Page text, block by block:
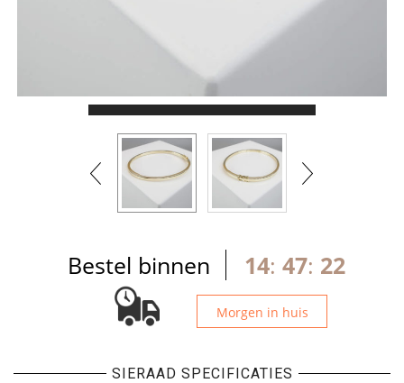
Bestel binnen 14: 47: 21
Morgen in huis
SIERAAD SPECIFICATIES